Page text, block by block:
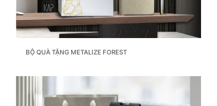
BỘ QUÀ TẶNG METALIZE FOREST